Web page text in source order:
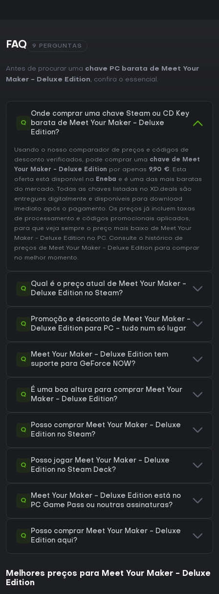
FAQ 9 PERGUNTAS
Antes de procurar uma chave PC barata de Meet Your
Maker - Deluxe Edition, confira o essencial.
Q
Onde comprar uma chave Steam ou CD Key
barata de Meet Your Maker - Deluxe
Edition?
Usando o nosso comparador de preços e códigos de
desconto verificados, pode comprar uma chave de Meet
Your Maker - Deluxe Edition por apenas 9,90 €. Esta
oferta está disponível na Eneba e é uma das mais baratas
do mercado. Todas as chaves listadas no XD.deals são
entregues digitalmente e disponíveis para download
imediato após o pagamento. Os preços já incluem taxas
de processamento e códigos promocionais aplicados,
para que veja sempre o preço mais baixo de Meet Your
Maker - Deluxe Edition no PC. Consulte o histórico de
preços de Meet Your Maker - Deluxe Edition para comprar
no melhor momento.
Q
Qual é o preço atual de Meet Your Maker -
Deluxe Edition no Steam?
Q
Promoção e desconto de Meet Your Maker -
Deluxe Edition para PC - tudo num só lugar
Q
Meet Your Maker - Deluxe Edition tem
suporte para GeForce NOW?
Q
É uma boa altura para comprar Meet Your
Maker - Deluxe Edition?
Q
Posso comprar Meet Your Maker - Deluxe
Edition no Steam?
Q
Posso jogar Meet Your Maker - Deluxe
Edition no Steam Deck?
Q
Meet Your Maker - Deluxe Edition está no
PC Game Pass ou noutras assinaturas?
Q
Posso comprar Meet Your Maker - Deluxe
Edition aqui?
Melhores preços para Meet Your Maker - Deluxe
Edition